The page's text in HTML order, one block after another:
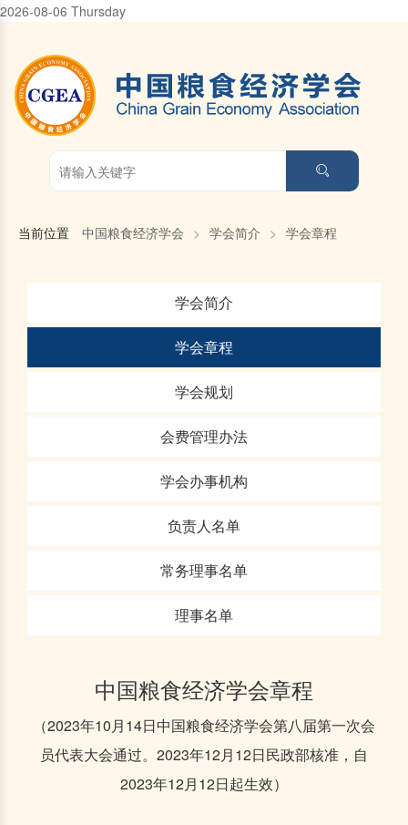
2026-08-06 Thursday
当前位置 中国粮食经济学会 > 学会简介 > 学会章程
学会简介
学会章程
学会规划
会费管理办法
学会办事机构
负责人名单
常务理事名单
理事名单
中国粮食经济学会章程
（2023年10月14日中国粮食经济学会第八届第一次会
员代表大会通过。2023年12月12日民政部核准，自
2023年12月12日起生效）